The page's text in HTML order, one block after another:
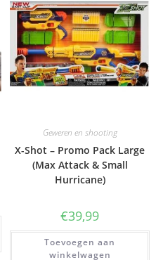
Geweren en shooting
X-Shot – Promo Pack Large
(Max Attack & Small
Hurricane)
€39,99
Toevoegen aan
winkelwagen